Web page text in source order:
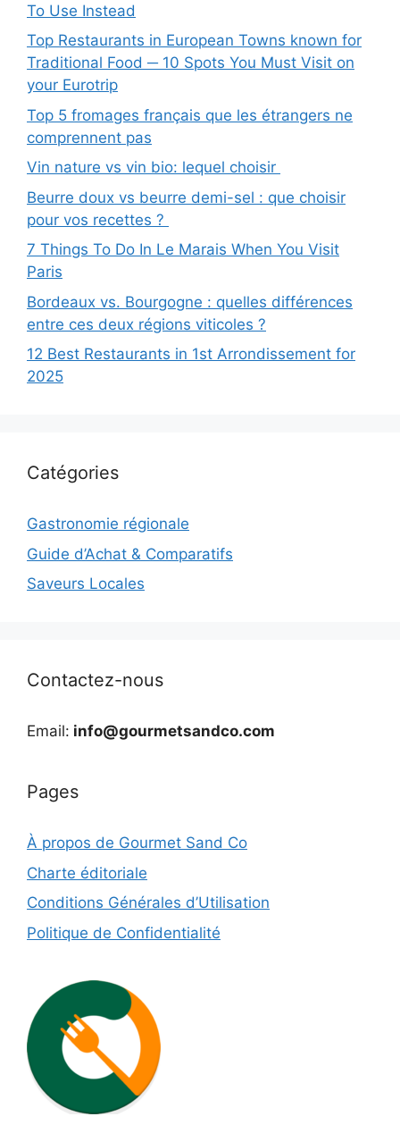
To Use Instead
Top Restaurants in European Towns known for
Traditional Food ─ 10 Spots You Must Visit on
your Eurotrip
Top 5 fromages français que les étrangers ne
comprennent pas
Vin nature vs vin bio: lequel choisir
Beurre doux vs beurre demi-sel : que choisir
pour vos recettes ?
7 Things To Do In Le Marais When You Visit
Paris
Bordeaux vs. Bourgogne : quelles différences
entre ces deux régions viticoles ?
12 Best Restaurants in 1st Arrondissement for
2025
Catégories
Gastronomie régionale
Guide d’Achat & Comparatifs
Saveurs Locales
Contactez-nous
Email: info@gourmetsandco.com
Pages
À propos de Gourmet Sand Co
Charte éditoriale
Conditions Générales d’Utilisation
Politique de Confidentialité